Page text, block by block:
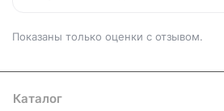
Показаны только оценки с отзывом.
Каталог